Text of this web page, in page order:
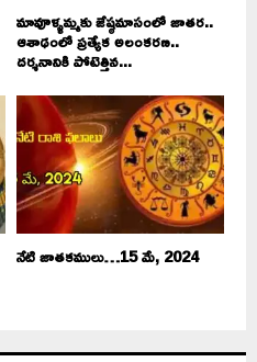
మావూళ్ళమ్మకు జేష్ఠమాసంలో జాతర..
ఆశాఢంలో ప్రత్యేక అలంకరణ..
దర్శనానికి పోటెత్తిన...
నేటి జాతకములు…15 మే, 2024